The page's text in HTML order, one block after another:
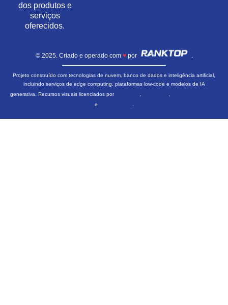
dos produtos e
serviços
oferecidos.
© 2025. Criado e operado com ♥por .
Projeto construído com tecnologias de nuvem, banco de dados e inteligência artificial,
incluindo serviços de edge computing, plataformas low-code e modelos de IA
generativa. Recursos visuais licenciados por
e